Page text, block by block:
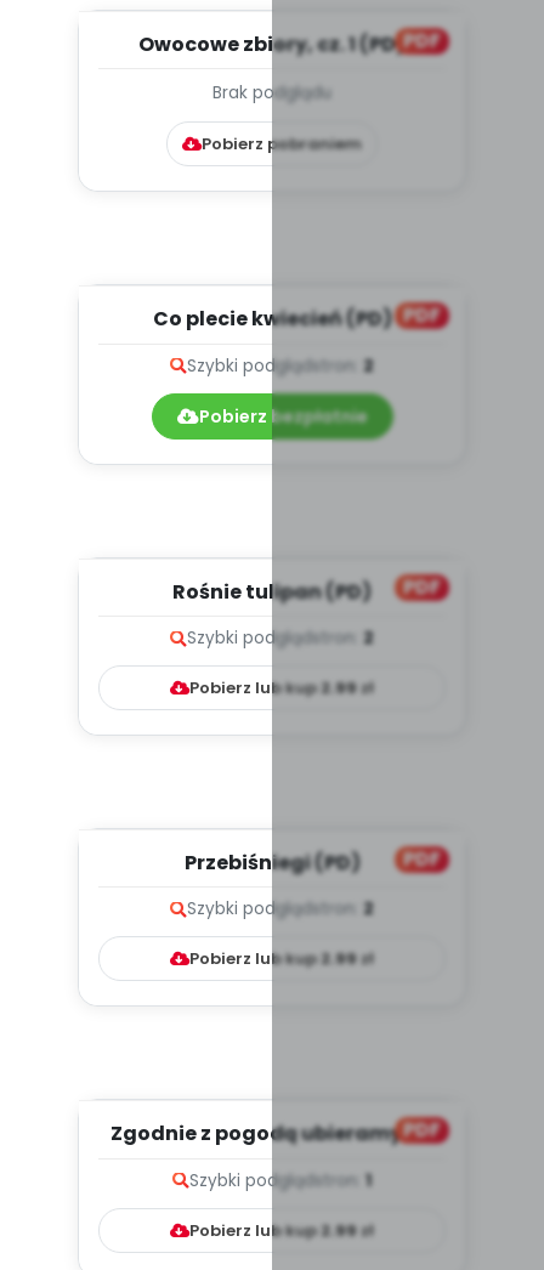
PDF
Owocowe zbiory, cz. 1 (PD)
Brak podglądu
Pobierz pobraniem
PDF
Co plecie kwiecień (PD)
Szybki podglądstron: 2
Pobierz bezpłatnie
PDF
Rośnie tulipan (PD)
Szybki podglądstron: 2
Pobierz lub kup2.99zł
PDF
Przebiśniegi (PD)
Szybki podgląd stron: 2
Pobierz lub kup2.99 zł
PDF
Zgodnie z pogodą ubieramy się
Szybki podglądstron: 1
Pobierz lub kup2.99zł